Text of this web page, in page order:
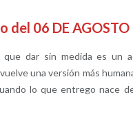
del 06 DE AGOSTO
que dar sin medida es un
una versión más
lo que entrego nace